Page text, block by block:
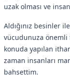
uzak olması ve
Aldığınız besinler
vücudunuza önemli
konuda yapılan
zaman insanları
bahsettim.